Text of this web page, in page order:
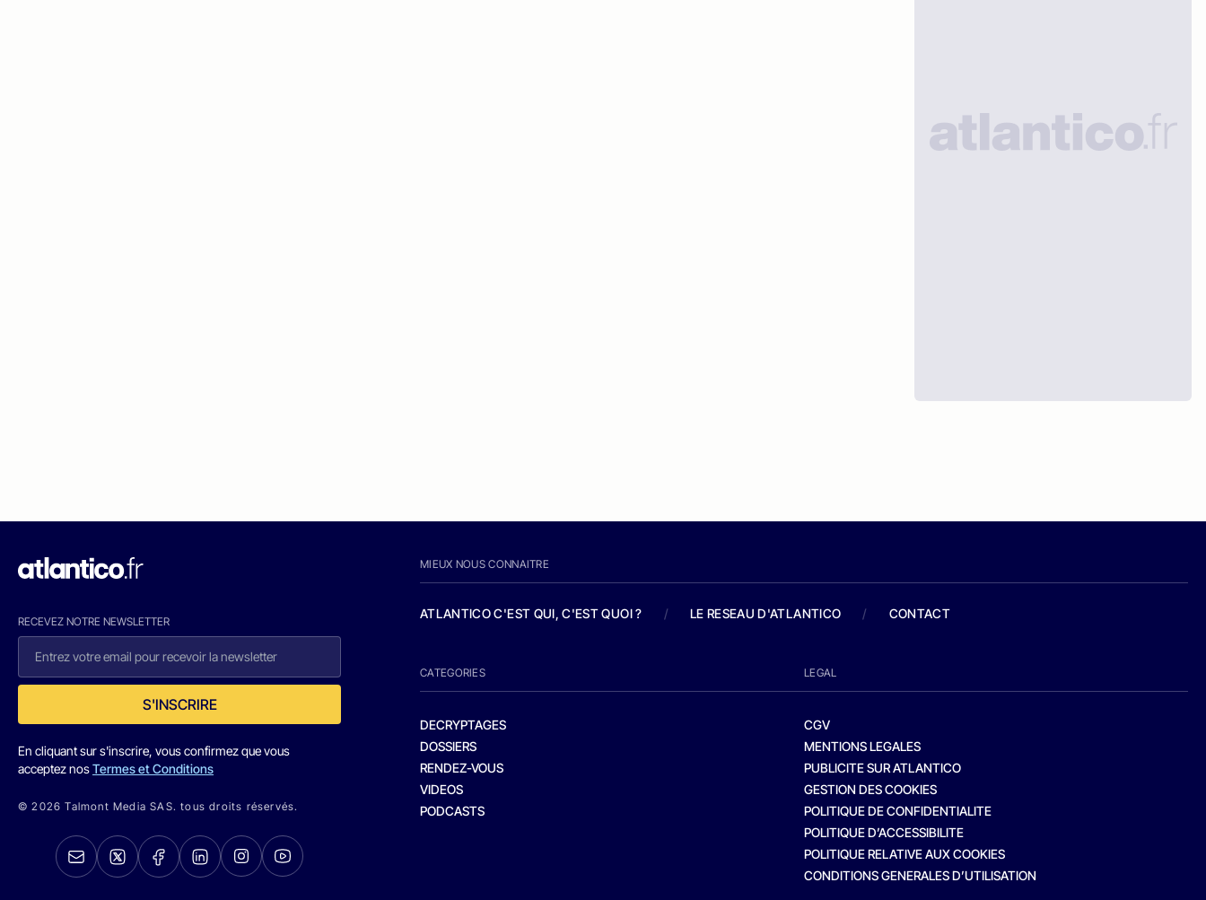
RECEVEZ NOTRE NEWSLETTER
S'INSCRIRE
En cliquant sur s'inscrire, vous confirmez que vous
acceptez nosTermes et Conditions
© 2026 Talmont Media SAS. tous droits réservés.
MIEUX NOUS CONNAITRE
ATLANTICO C'EST QUI, C'EST QUOI ? / LE RESEAU D'ATLANTICO / CONTACT
CATEGORIES
DECRYPTAGES
DOSSIERS
RENDEZ-VOUS
VIDEOS
PODCASTS
LEGAL
CGV
MENTIONS LEGALES
PUBLICITE SUR ATLANTICO
GESTION DES COOKIES
POLITIQUE DE CONFIDENTIALITE
POLITIQUE D’ACCESSIBILITE
POLITIQUE RELATIVE AUX COOKIES
CONDITIONS GENERALES D’UTILISATION